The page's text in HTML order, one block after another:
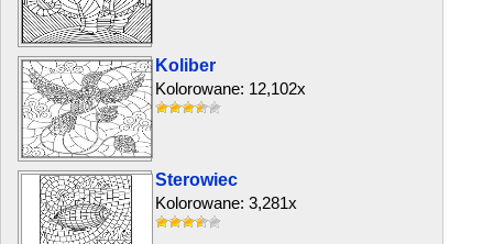
Koliber
Kolorowane: 12,102x
Sterowiec
Kolorowane: 3,281x